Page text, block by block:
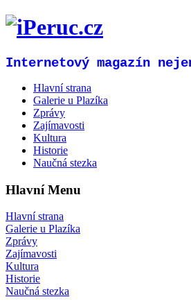
Internetový magazín
Hlavní strana
Galerie u Plazíka
Zprávy
Zajímavosti
Kultura
Historie
Naučná stezka
Hlavní Menu
Hlavní strana
Galerie u Plazíka
Zprávy
Zajímavosti
Kultura
Historie
Naučná stezka